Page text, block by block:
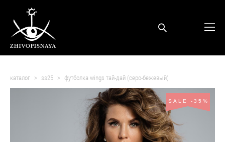
каталог > ss25 > футболка wings тай-дай (серо-бежевый)
SALE -35%